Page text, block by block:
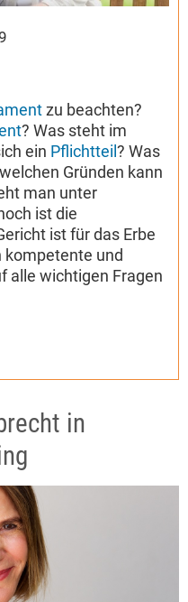
zu beachten?
? Was steht im
ein Pflichtteil ? Was
Gründen kann
man unter
ist die
ist für das Erbe
kompetente und
alle wichtigen Fragen
in